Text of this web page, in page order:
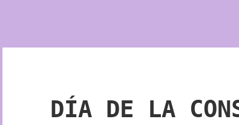
DÍA DE LA